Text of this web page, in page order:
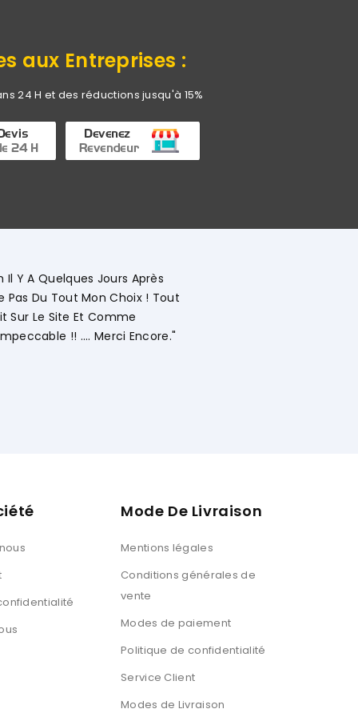
aux Entreprises :
24 H et des réductions jusqu'à 15%
KHADIJA Super Compétente Qui Aide, Conseille,
Déroulement Des Opérations. Société A L'écoute Des
Mode De Livraison
Mentions légales
Conditions générales de
vente
Modes de paiement
Politique de confidentialité
Service Client
Modes de Livraison